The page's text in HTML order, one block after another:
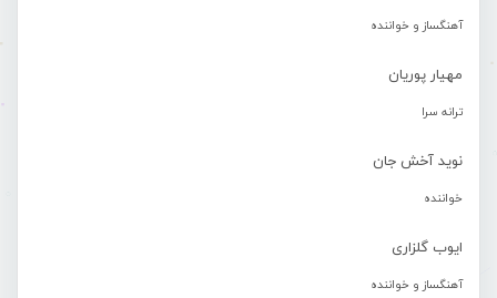
آهنگساز و خواننده
مهیار پوریان
ترانه سرا
نوید آخش جان
خواننده
ایوب گلزاری
آهنگساز و خواننده